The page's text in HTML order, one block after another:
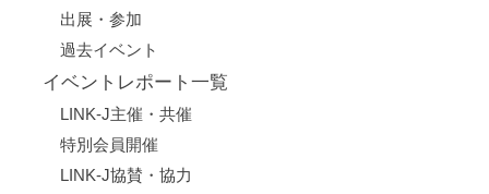
出展・参加
過去イベント
イベントレポート一覧
LINK-J主催・共催
特別会員開催
LINK-J協賛・協力